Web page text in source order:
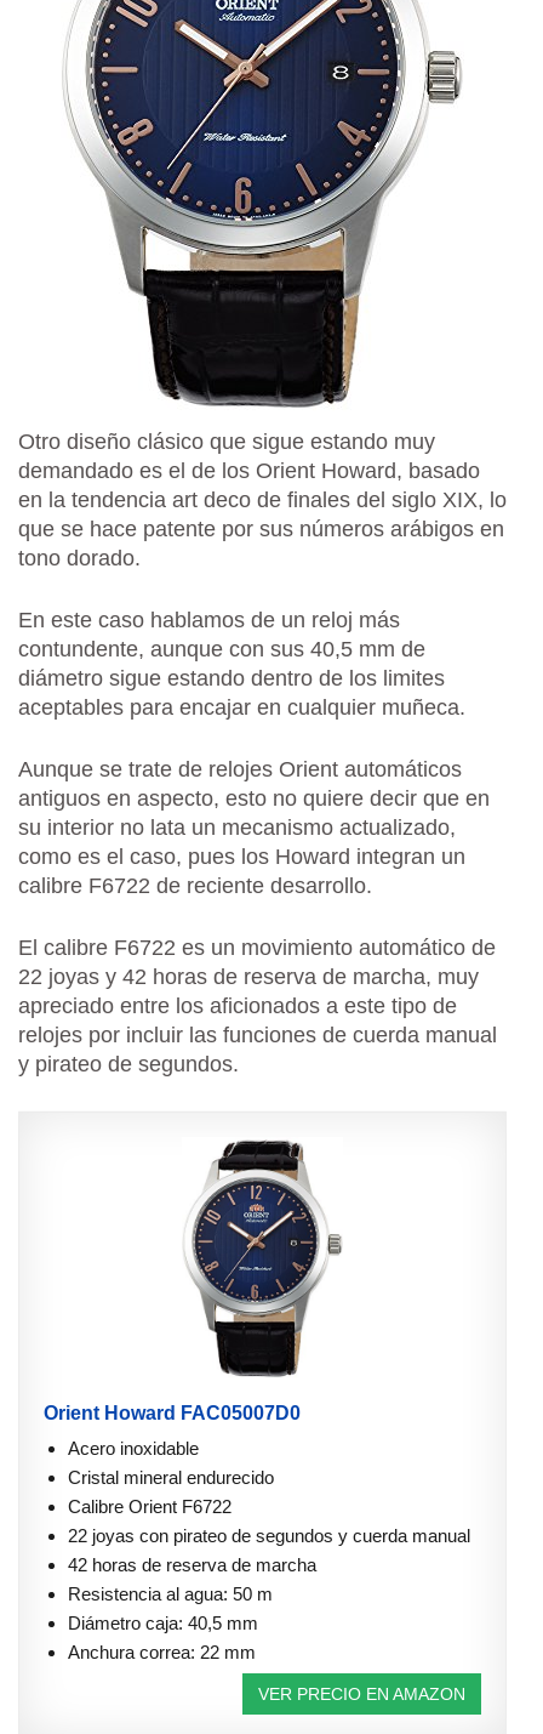
Otro diseño clásico que sigue estando muy
demandado es el de los Orient Howard, basado
en la tendencia art deco de finales del siglo XIX, lo
que se hace patente por sus números arábigos en
tono dorado.
En este caso hablamos de un reloj más
contundente, aunque con sus 40,5 mm de
diámetro sigue estando dentro de los limites
aceptables para encajar en cualquier muñeca.
Aunque se trate de relojes Orient automáticos
antiguos en aspecto, esto no quiere decir que en
su interior no lata un mecanismo actualizado,
como es el caso, pues los Howard integran un
calibre F6722 de reciente desarrollo.
El calibre F6722 es un movimiento automático de
22 joyas y 42 horas de reserva de marcha, muy
apreciado entre los aficionados a este tipo de
relojes por incluir las funciones de cuerda manual
y pirateo de segundos.
Orient Howard FAC05007D0
Acero inoxidable
Cristal mineral endurecido
Calibre Orient F6722
22 joyas con pirateo de segundos y cuerda manual
42 horas de reserva de marcha
Resistencia al agua: 50 m
Diámetro caja: 40,5 mm
Anchura correa: 22 mm
VER PRECIO EN AMAZON